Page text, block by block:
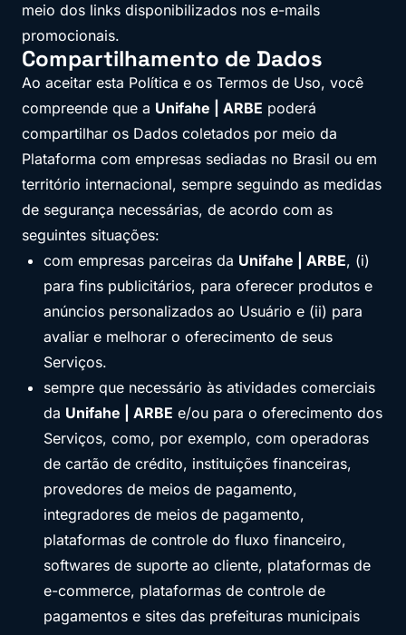
meio dos links disponibilizados nos e-mails
promocionais.
Compartilhamento de Dados
Ao aceitar esta Política e os Termos de Uso, você
compreende que a Unifahe | ARBE poderá
compartilhar os Dados coletados por meio da
Plataforma com empresas sediadas no Brasil ou em
território internacional, sempre seguindo as medidas
de segurança necessárias, de acordo com as
seguintes situações:
com empresas parceiras da Unifahe | ARBE, (i)
para fins publicitários, para oferecer produtos e
anúncios personalizados ao Usuário e (ii) para
avaliar e melhorar o oferecimento de seus
Serviços.
sempre que necessário às atividades comerciais
da Unifahe | ARBE e/ou para o oferecimento dos
Serviços, como, por exemplo, com operadoras
de cartão de crédito, instituições financeiras,
provedores de meios de pagamento,
integradores de meios de pagamento,
plataformas de controle do fluxo financeiro,
softwares de suporte ao cliente, plataformas de
e-commerce, plataformas de controle de
pagamentos e sites das prefeituras municipais